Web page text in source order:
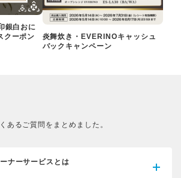
銀白おに
クーポン
炎舞炊き・EVERINOキャッシュ
バックキャンペーン
あるご質問をまとめました。
ナーサービスとは